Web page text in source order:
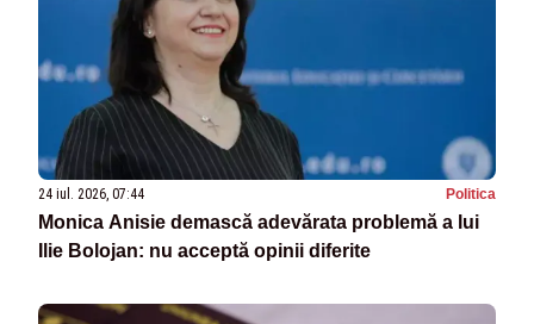
24 iul. 2026, 07:44 Politica
Monica Anisie demască adevărata problemă a lui
Ilie Bolojan: nu acceptă opinii diferite